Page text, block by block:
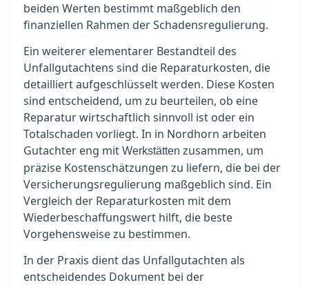
beiden Werten bestimmt maßgeblich den
finanziellen Rahmen der Schadensregulierung.
Ein weiterer elementarer Bestandteil des
Unfallgutachtens sind die Reparaturkosten, die
detailliert aufgeschlüsselt werden. Diese Kosten
sind entscheidend, um zu beurteilen, ob eine
Reparatur wirtschaftlich sinnvoll ist oder ein
Totalschaden vorliegt. In in Nordhorn arbeiten
Gutachter eng mit Werkstätten zusammen, um
präzise Kostenschätzungen zu liefern, die bei der
Versicherungsregulierung maßgeblich sind. Ein
Vergleich der Reparaturkosten mit dem
Wiederbeschaffungswert hilft, die beste
Vorgehensweise zu bestimmen.
In der Praxis dient das Unfallgutachten als
entscheidendes Dokument bei der